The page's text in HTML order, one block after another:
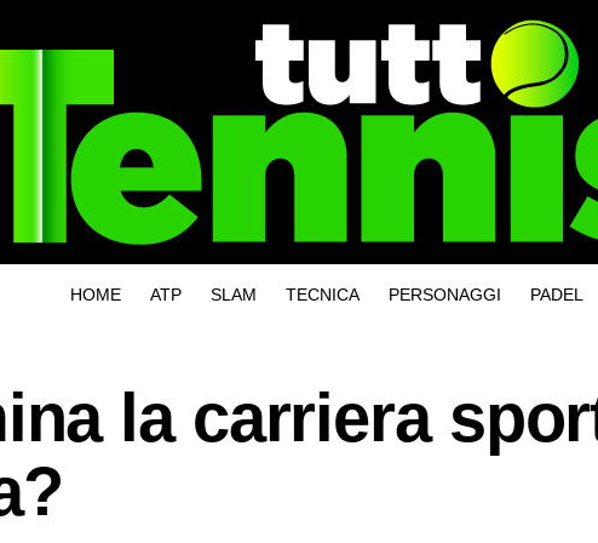
HOME ATP SLAM TECNICA PERSONAGGI PADEL
la carriera